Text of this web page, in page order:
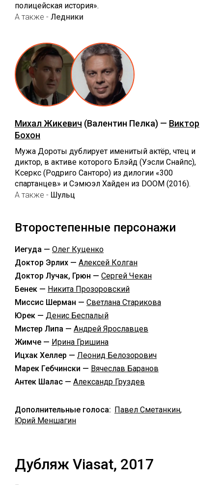
полицейская история».
А также - Ледники
Михал Жикевич (Валентин Пелка) — Виктор
Бохон
Мужа Дороты дублирует именитый актёр, чтец и
диктор, в активе которого Блэйд (Уэсли Снайпс),
Ксеркс (Родриго Санторо) из дилогии «300
спартанцев» и Сэмюэл Хайден из DOOM (2016).
А также - Шульц
Второстепенные персонажи
Иегуда — Олег Куценко
Доктор Эрлих — Алексей Колган
Доктор Лучак, Грюн — Сергей Чекан
Бенек — Никита Прозоровский
Миссис Шерман — Светлана Старикова
Юрек — Денис Беспалый
Мистер Липа — Андрей Ярославцев
Жимче — Ирина Гришина
Ицхак Хеллер — Леонид Белозорович
Марек Гебчински — Вячеслав Баранов
Антек Шалас — Александр Груздев
Дополнительные голоса: Павел Сметанкин,
Юрий Меншагин
Дубляж Viasat, 2017